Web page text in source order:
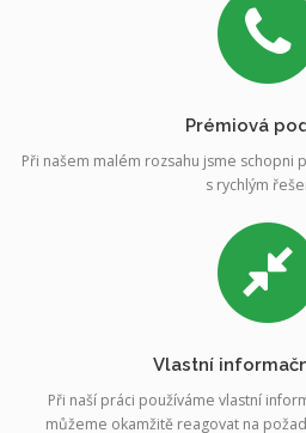
Prémiová
Při našem malém rozsahu jsme
s rychlým
Vlastní
Při naší práci používáme vlastní
můžeme okamžitě reagovat na